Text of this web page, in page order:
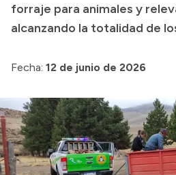
Consulta de pago a
Convocatorias
forraje para animales y
alcanzando la totalidad de
Fecha: 12 de junio de 2026